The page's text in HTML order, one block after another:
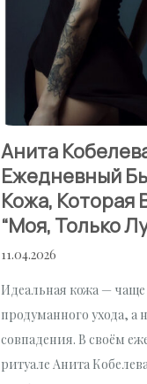
Анита
Ежедневный
Кожа, Которая
“моя, Только
11.04.2026
Идеальная кожа — чаще
продуманного ухода, а
совпадения. В своём
ритуале Анита